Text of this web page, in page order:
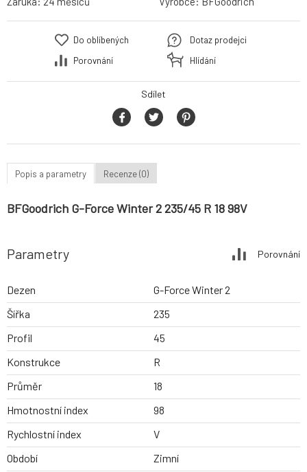
Do oblíbených
Porovnání
Dotaz prodejci
Hlídání
Sdílet
Popis a parametry Recenze (0)
BFGoodrich G-Force Winter 2 235/45 R 18 98V
Parametry Porovnání
Dezen
G-Force Winter 2
Šířka
235
Profil
45
Konstrukce
R
Průměr
18
Hmotnostní index
98
Rychlostní index
V
Období
Zimní